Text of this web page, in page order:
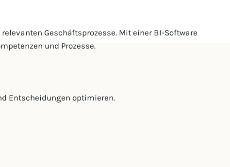
Geschäftsprozesse. Mit einer BI-Software
und Prozesse.
Entscheidungen optimieren.